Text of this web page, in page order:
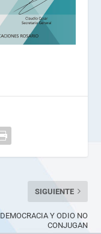
SIGUIENTE
DEMOCRACIA Y ODIO NO
CONJUGAN